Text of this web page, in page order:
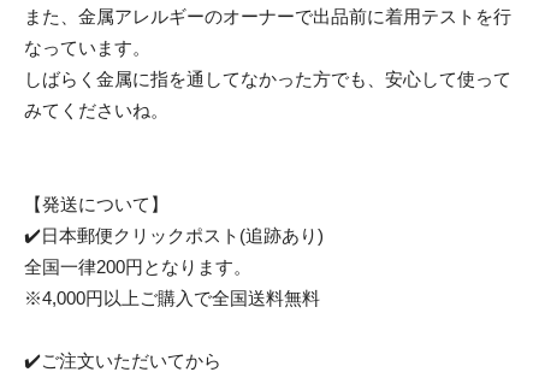
また、金属アレルギーのオーナーで出品前に着用テストを行
なっています。
しばらく金属に指を通してなかった方でも、安心して使って
みてくださいね。
【発送について】
✔️日本郵便クリックポスト(追跡あり)
全国一律200円となります。
※4,000円以上ご購入で全国送料無料
✔️ご注文いただいてから